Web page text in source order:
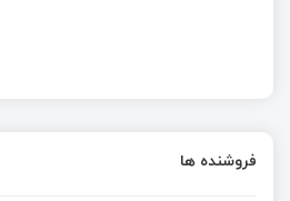
فروشنده ها